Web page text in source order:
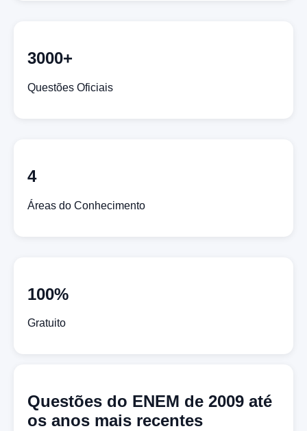
3000+
Questões Oficiais
4
Áreas do Conhecimento
100%
Gratuito
Questões do ENEM de 2009 até
os anos mais recentes